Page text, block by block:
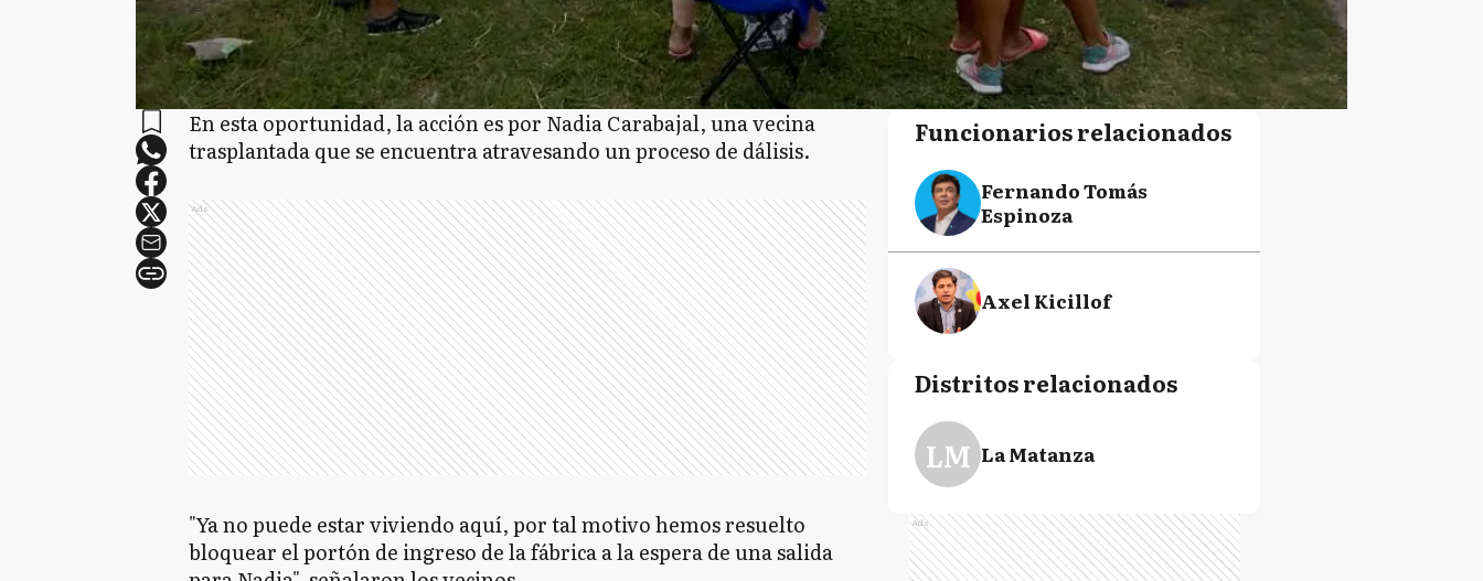
En esta oportunidad, la acción es por Nadia Carabajal, una vecina
trasplantada que se encuentra atravesando un proceso de dálisis.
Ads
"Ya no puede estar viviendo aquí, por tal motivo hemos resuelto
bloquear el portón de ingreso de la fábrica a la espera de una salida
Funcionarios relacionados
Fernando Tomás
Espinoza
Axel Kicillof
Distritos relacionados
LM La Matanza
Ads